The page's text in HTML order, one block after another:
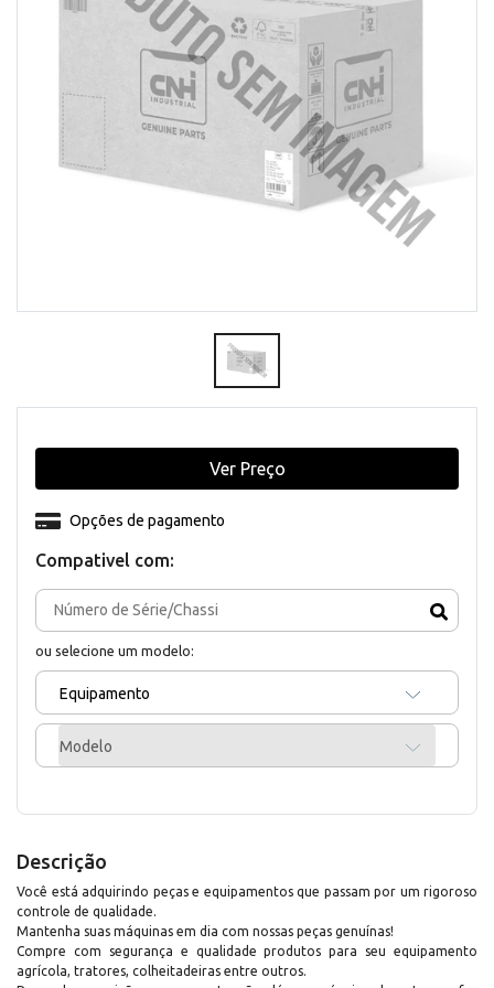
Compativel com:
ou selecione um modelo:
Equipamento
Modelo
Opções de pagamento
Ver Preço
Descrição
Você está adquirindo peças e equipamentos que passam por um rigoroso
controle de qualidade.
Mantenha suas máquinas em dia com nossas peças genuínas!
Compre com segurança e qualidade produtos para seu equipamento
agrícola, tratores, colheitadeiras entre outros.